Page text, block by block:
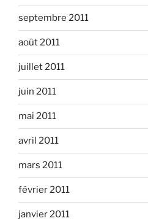
septembre 2011
août 2011
juillet 2011
juin 2011
mai 2011
avril 2011
mars 2011
février 2011
janvier 2011